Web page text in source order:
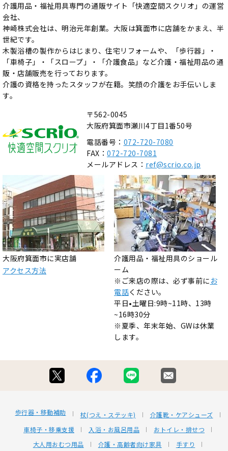
介護用品・福祉用具専門の通販サイト「快適空間スクリオ」の運営
会社、
神崎株式会社は、明治元年創業。大阪は箕面市に店舗をかまえ、半
世紀です。
木製浴槽の製作からはじまり、住宅リフォームや、「歩行器」・
「車椅子」・「スロープ」・「介護食品」など介護・福祉用品の通
販・店舗販売を行っております。
介護の資格を持ったスタッフが在籍。笑顔の介護をお手伝いしま
す。
〒562-0045
大阪府箕面市瀬川4丁目1番50号
電話番号： 072-720-7080
FAX： 072-720-7081
メールアドレス： ref@scrio.co.jp
大阪府箕面市に実店舗
アクセス方法
介護用品・福祉用具のショール
ーム
※ご来店の際は、必ず事前に お
電話ください。
平日•土曜日:9時~11時、13時
~16時30分
※夏季、年末年始、GWは休業
します。
歩行器・移動補助 杖(つえ・ステッキ)
介護靴・ケアシューズ
車椅子・移乗支援
入浴・お風呂用品
おトイレ・排せつ
大人用おむつ用品
介護・高齢者向け家具 手すり